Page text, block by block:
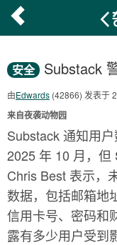
安全 Substack
由Edwards (42866) 发表于
来自夜袭动物园
Substack 通知用
2025 年 10 月，但
Chris Best 表示，
数据，包括邮箱地
信用卡号、密码和
露有多少用户受到